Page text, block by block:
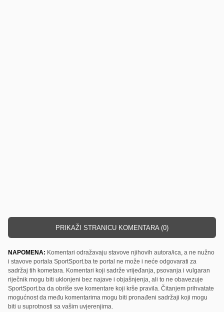
PRIKAŽI STRANICU KOMENTARA (0)
NAPOMENA: Komentari odražavaju stavove njihovih autora/ica, a ne nužno
i stavove portala SportSport.ba te portal ne može i neće odgovarati za
sadržaj tih kometara. Komentari koji sadrže vrijeđanja, psovanja i vulgaran
riječnik mogu biti uklonjeni bez najave i objašnjenja, ali to ne obavezuje
SportSport.ba da obriše sve komentare koji krše pravila. Čitanjem prihvatate
mogućnost da među komentarima mogu biti pronađeni sadržaji koji mogu
biti u suprotnosti sa vašim uvjerenjima.